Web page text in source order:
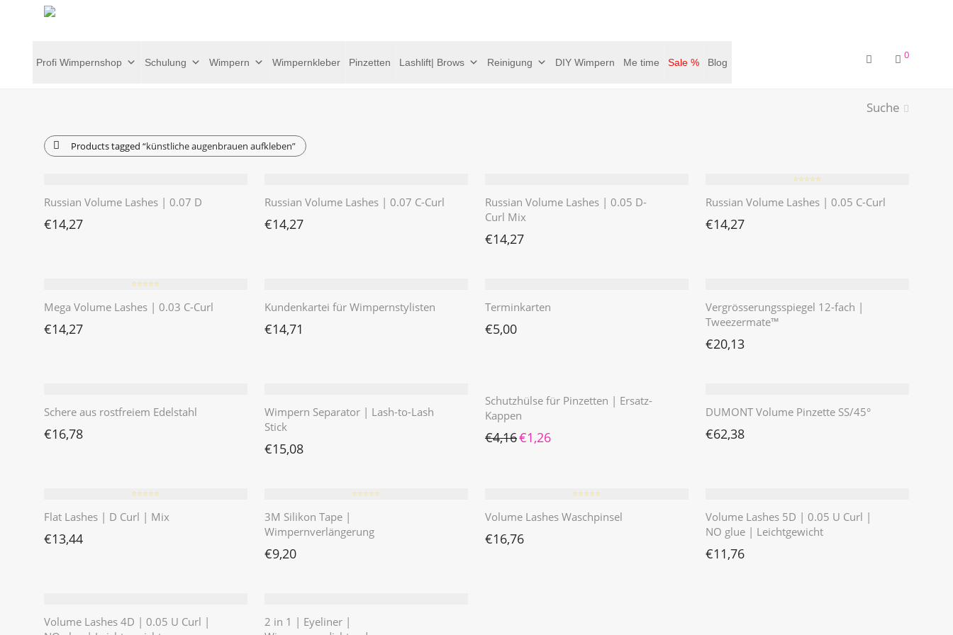
Profi Wimpernshop Schulung Wimpern Wimpernkleber Pinzetten Lashlift| Brows Reinigung DIY Wimpern Me time Sale % Blog
0
Suche
Products tagged “künstliche augenbrauen aufkleben”
Russian Volume Lashes | 0.07 D
€14,27
Russian Volume Lashes | 0.07 C-Curl
€14,27
Russian Volume Lashes | 0.05 D-
Curl Mix
€14,27
⭐️⭐️⭐️⭐️⭐️
Russian Volume Lashes | 0.05 C-Curl
€14,27
⭐️⭐️⭐️⭐️⭐️
Mega Volume Lashes | 0.03 C-Curl
€14,27
Kundenkartei für Wimpernstylisten
€14,71
Terminkarten
€5,00
Vergrösserungsspiegel 12-fach |
Tweezermate™
€20,13
Schere aus rostfreiem Edelstahl
€16,78
Wimpern Separator | Lash-to-Lash
Stick
€15,08
Schutzhülse für Pinzetten | Ersatz-
Kappen
€4,16 Ursprünglicher Preis war: €4,16
€1,26
DUMONT Volume Pinzette SS/45°
€62,38
⭐️⭐️⭐️⭐️⭐️
Flat Lashes | D Curl | Mix
€13,44
⭐️⭐️⭐️⭐️⭐️
3M Silikon Tape |
Wimpernverlängerung
€9,20
⭐️⭐️⭐️⭐️⭐️
Volume Lashes Waschpinsel
€16,76
Volume Lashes 5D | 0.05 U Curl |
NO glue | Leichtgewicht
€11,76
Volume Lashes 4D | 0.05 U Curl |
2 in 1 | Eyeliner |